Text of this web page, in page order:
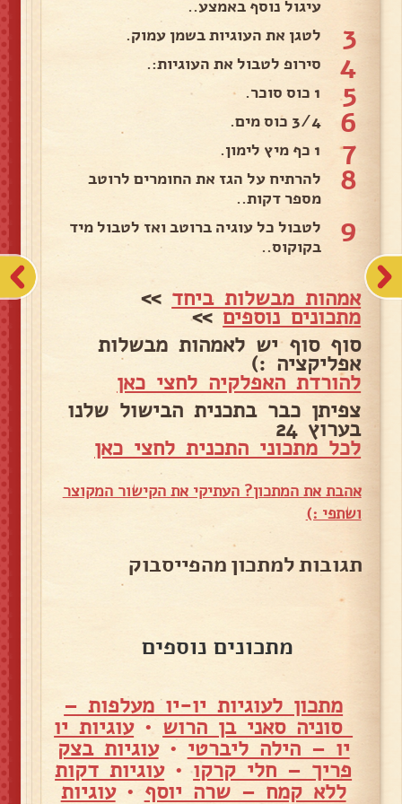
עיגול נוסף באמצע..
3 לטגן את העוגיות בשמן עמוק.
4 סירופ לטבול את העוגיות:.
5 1 כוס סוכר.
6 3/4 כוס מים.
7 1 כף מיץ לימון.
8
להרתיח על הגז את החומרים לרוטב
מספר דקות..
9
לטבול כל עוגיה ברוטב ואז לטבול מיד
בקוקוס..
אמהות מבשלות ביחד >>
מתכונים נוספים>>
סוף סוף יש לאמהות מבשלות
אפליקציה :)
להורדת האפלקיה לחצי כאן
צפיתן כבר בתכנית הבישול שלנו
בערוץ 24
לכל מתכוני התכנית לחצי כאן
אהבת את המתכון? העתיקי את הקישור המקוצר
ושתפי :)
תגובות למתכון מהפייסבוק
מתכונים נוספים
מתכון לעוגיות יו-יו מעלפות –
סוניה סאני בן הרוש •עוגיות יו
יו – הילה ליברטי •עוגיות בצק
פריך – חלי קרקו•עוגיות דקות
ללא קמח – שרה יוסף •עוגיות